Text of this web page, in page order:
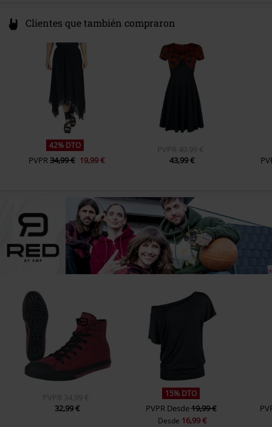
Clientes que también compraron
42% DTO
PVPR34,99 € 19,99 €
PVPR 49,99 €
43,99 €
PVPR 34,99 €
32,99 €
15% DTO
PVPR Desde19,99 €
Desde 16,99 €